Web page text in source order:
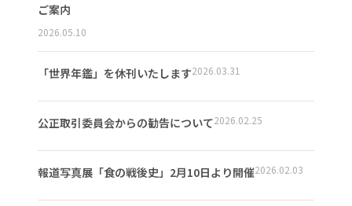
ご案内
2026.05.10
「世界年鑑」を休刊いたします2026.03.31
公正取引委員会からの勧告について2026.02.25
報道写真展「食の戦後史」2月10日より開催2026.02.03